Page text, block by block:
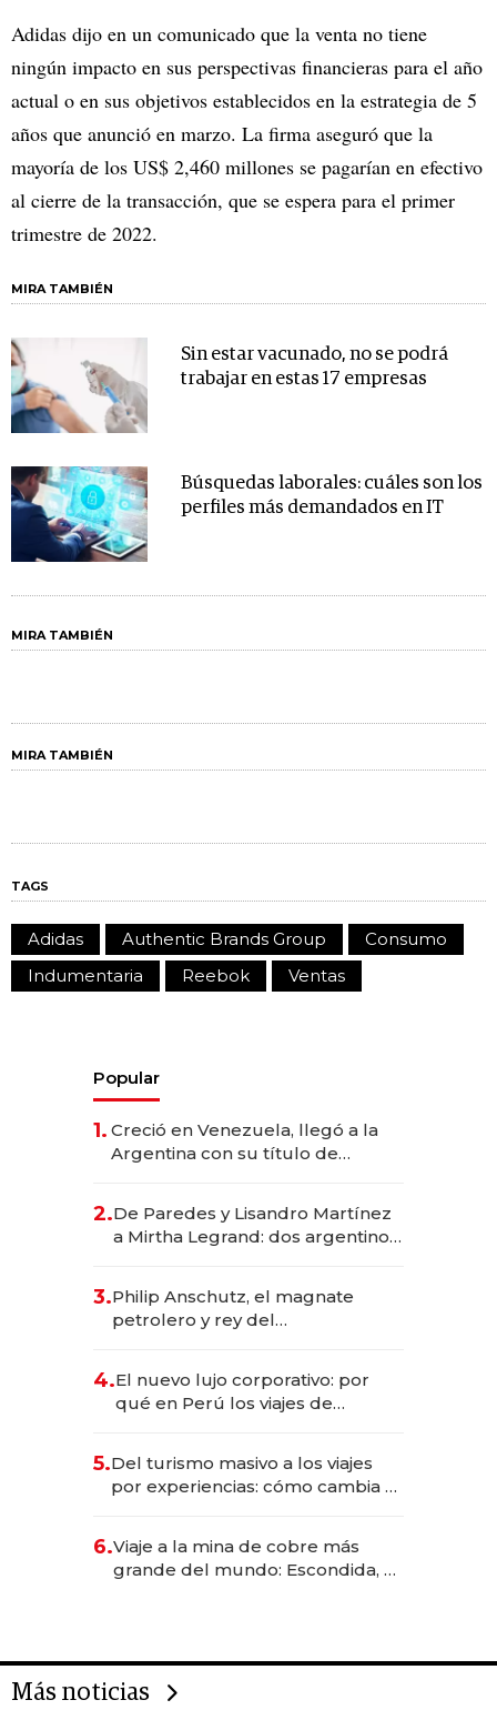
Adidas dijo en un comunicado que la venta no tiene
ningún impacto en sus perspectivas financieras para el año
actual o en sus objetivos establecidos en la estrategia de 5
años que anunció en marzo. La firma aseguró que la
mayoría de los US$ 2,460 millones se pagarían en efectivo
al cierre de la transacción, que se espera para el primer
trimestre de 2022.
MIRA TAMBIÉN
Sin estar vacunado, no se podrá
trabajar en estas 17 empresas
Búsquedas laborales: cuáles son los
perfiles más demandados en IT
MIRA TAMBIÉN
MIRA TAMBIÉN
TAGS
Adidas Authentic Brands Group
Consumo
Indumentaria
Reebok Ventas
Popular
1. Creció en Venezuela, llegó a la
Argentina con su título de
las marcas "fast premium"
2.De Paredes y Lisandro Martínez
a Mirtha Legrand: dos argentinos
3.Philip Anschutz, el magnate
petrolero y rey del
Fénix
4.El nuevo lujo corporativo: por
qué en Perú los viajes de
transformadoras
5.Del turismo masivo a los viajes
por experiencias: cómo cambia el
6.Viaje a la mina de cobre más
grande del mundo: Escondida, el
Más noticias